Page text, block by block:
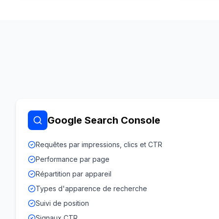
Google Search Console
Requêtes par impressions, clics et CTR
Performance par page
Répartition par appareil
Types d'apparence de recherche
Suivi de position